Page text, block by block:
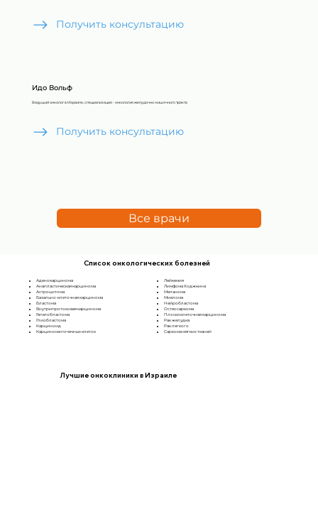
Все врачи
Получить консультацию
Идо Вольф
Ведущий онколог в Израиле, специализация - онкология желудочно-кишечного тракта
Получить консультацию
Лучшие онкоклиники в Израиле
Аденокарцинома
Анапластическая карцинома
Астроцитома
Базально-клеточная карцинома
Бластома
Внутрипротоковая карцинома
Гепатобластома
Глиобластома
Карциноид
Карцинома почечных клеток
Лейкемия
Лимфома Ходжкина
Меланома
Миелома
Нейробластома
Остеосаркома
Плоскоклеточная карцинома
Рак желудка
Рак легкого
Саркома мягких тканей
Список онкологических болезней